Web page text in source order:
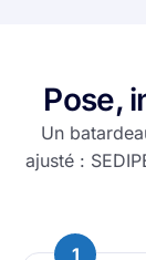
Pose,
Un
ajusté :